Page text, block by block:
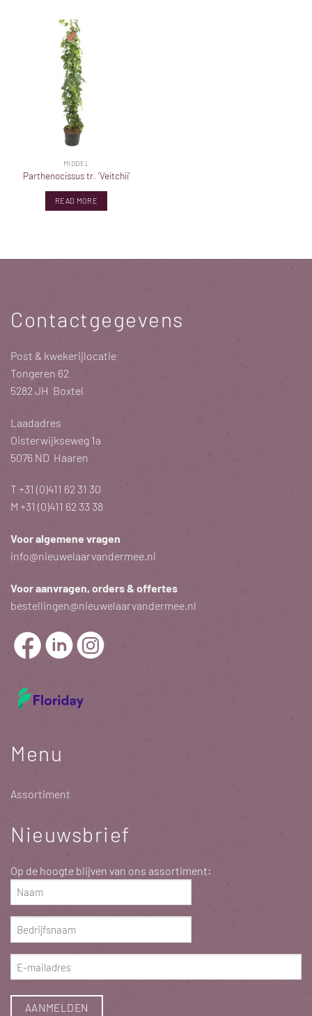
MIDDEL
Parthenocissus tr. ‘Veitchii’
READ MORE
Contactgegevens
Post & kwekerijlocatie
Tongeren 62
5282 JH Boxtel
Laadadres
Oisterwijkseweg 1a
5076 ND Haaren
T+31 (0)411 62 31 30
M +31 (0)411 62 33 38
Voor algemene vragen
info@nieuwelaarvandermee.nl
Voor aanvragen, orders & offertes
bestellingen@nieuwelaarvandermee.nl
Menu
Assortiment
Nieuwsbrief
Op de hoogte blijven van ons assortiment:
Naam
(Required)
Bedrijfsnaam
(Required)
E-
mailadres
(Required)